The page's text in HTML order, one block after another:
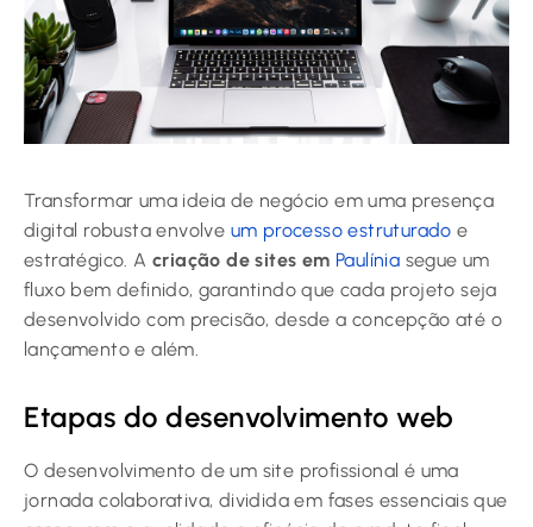
Transformar uma ideia de negócio em uma presença
digital robusta envolve um processo estruturado e
estratégico. Acriação de sites em Paulínia segue um
fluxo bem definido, garantindo que cada projeto seja
desenvolvido com precisão, desde a concepção até o
lançamento e além.
Etapas do desenvolvimento web
O desenvolvimento de um site profissional é uma
jornada colaborativa, dividida em fases essenciais que